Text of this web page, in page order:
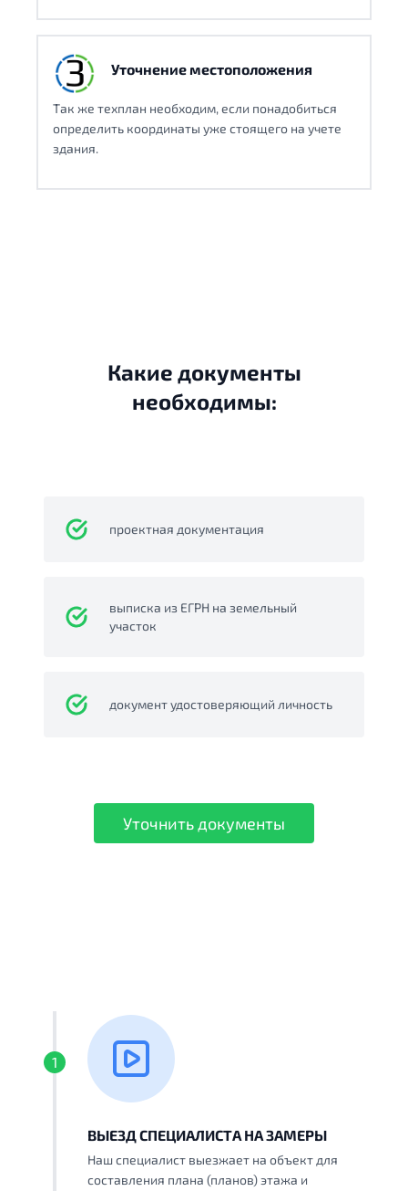
Уточнение местоположения
Так же техплан необходим, если понадобиться
определить координаты уже стоящего на учете
здания.
Какие документы
необходимы:
проектная документация
выписка из ЕГРН на земельный
участок
документ удостоверяющий личность
Уточнить документы
1
ВЫЕЗД СПЕЦИАЛИСТА НА ЗАМЕРЫ
Наш специалист выезжает на объект для
составления плана (планов) этажа и